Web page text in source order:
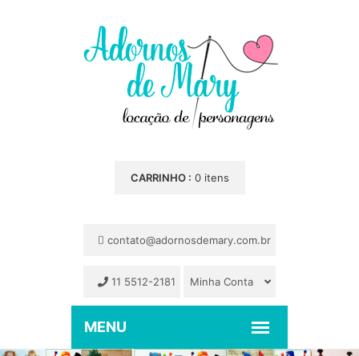
CARRINHO : 0 itens
contato@adornosdemary.com.br
11 5512-2181 Minha Conta